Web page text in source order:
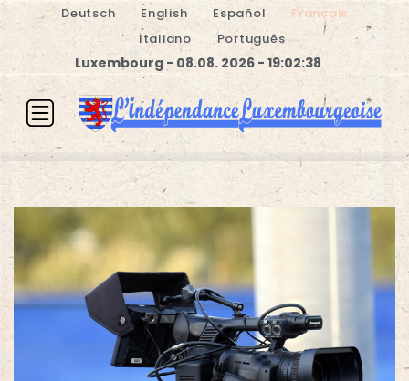
Deutsch English Español
Français
Italiano
Português
Luxembourg - 08.08. 2026 - 19:02:39